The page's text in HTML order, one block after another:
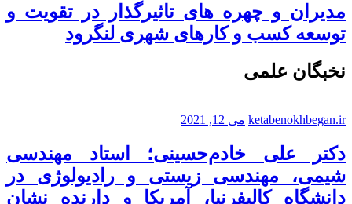
مدیران و چهره های تاثیرگذار در تقویت و
توسعه کسب و کارهای شهری لنگرود
نخبگان علمی
ketabenokhbegan.ir می 12, 2021
دکتر علی خادم‌حسینی؛ استاد مهندسی
شیمی، مهندسی زیستی و رادیولوژی در
دانشگاه کالیفرنیا، آمریکا و دارنده نشان